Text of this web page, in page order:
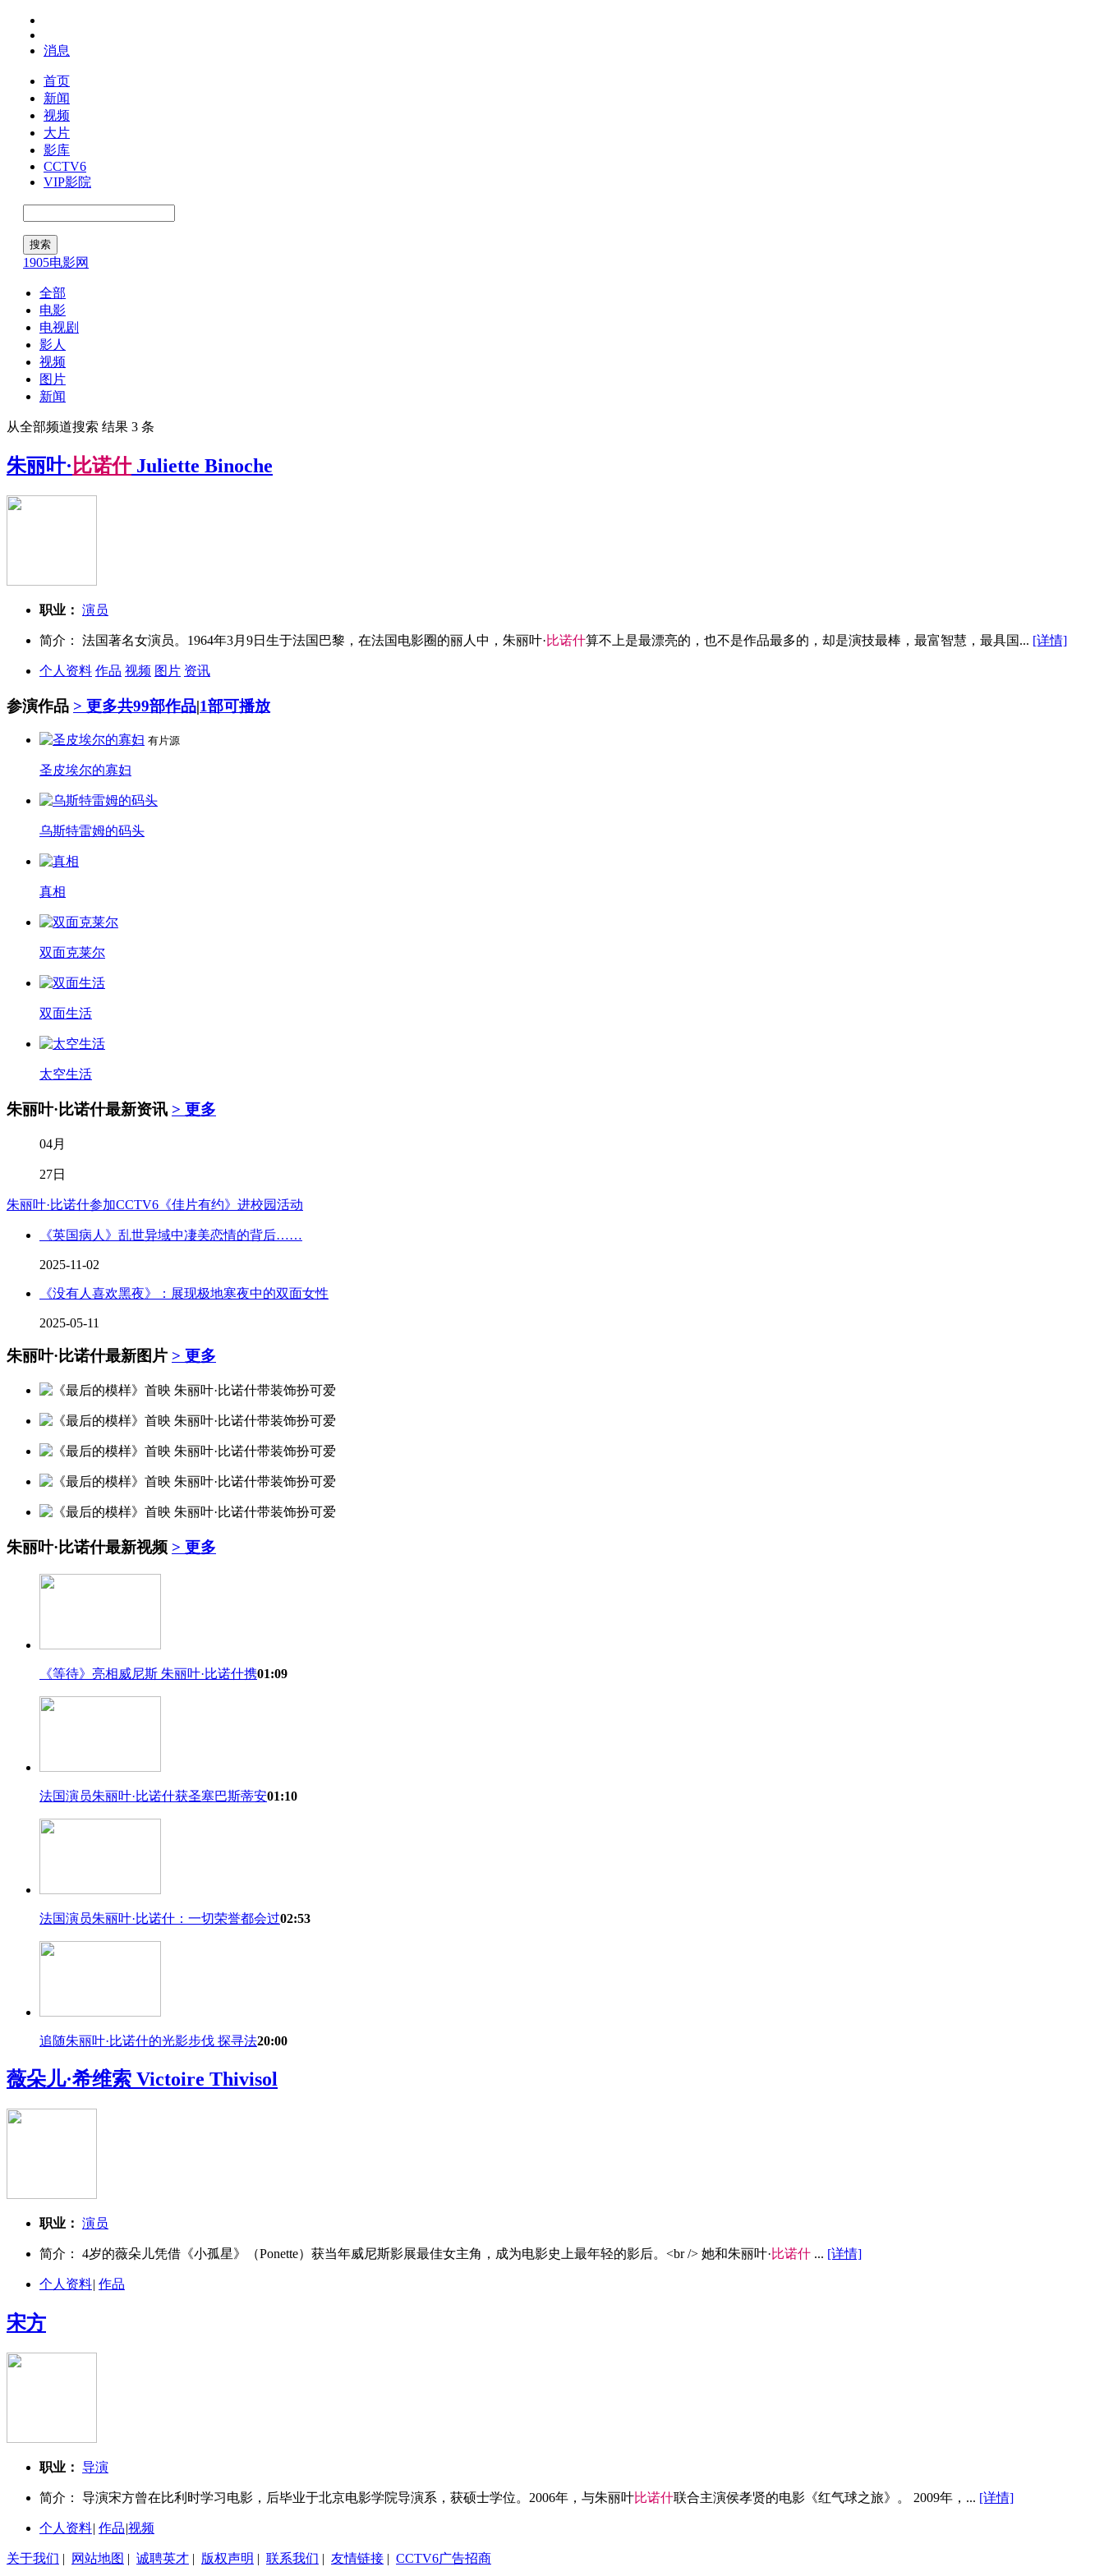
消息
首页
新闻
视频
大片
影库
CCTV6
VIP影院
1905电影网
全部
电影
电视剧
影人
视频
图片
新闻
从全部频道搜索 结果 3 条
朱丽叶· 比诺什Juliette Binoche
职业： 演员
简介： 法国著名女演员。1964年3月9日生于法国巴黎，在法国电影圈的丽人中，朱丽叶·比诺什算不上是最漂亮的，也不是作品最多的，却是演技最棒，最富智慧，最具国... [详情]
个人资料 作品 视频 图片 资讯
参演作品 > 更多共99部作品|1部可播放
有片源
圣皮埃尔的寡妇
乌斯特雷姆的码头
真相
双面克莱尔
双面生活
太空生活
朱丽叶·比诺什最新资讯 > 更多
04月
27日
朱丽叶·比诺什参加CCTV6《佳片有约》进校园活动
《英国病人》乱世异域中凄美恋情的背后……
2025-11-02
《没有人喜欢黑夜》：展现极地寒夜中的双面女性
2025-05-11
朱丽叶·比诺什最新图片 > 更多
朱丽叶·比诺什最新视频 > 更多
《等待》亮相威尼斯 朱丽叶·比诺什携01:09
法国演员朱丽叶·比诺什获圣塞巴斯蒂安01:10
法国演员朱丽叶·比诺什：一切荣誉都会过02:53
追随朱丽叶·比诺什的光影步伐 探寻法20:00
薇朵儿·希维索 Victoire Thivisol
职业： 演员
简介： 4岁的薇朵儿凭借《小孤星》（Ponette）获当年威尼斯影展最佳女主角，成为电影史上最年轻的影后。<br /> 她和朱丽叶·比诺什 ... [详情]
个人资料| 作品
宋方
职业： 导演
简介： 导演宋方曾在比利时学习电影，后毕业于北京电影学院导演系，获硕士学位。2006年，与朱丽叶比诺什联合主演侯孝贤的电影《红气球之旅》。 2009年，... [详情]
个人资料| 作品|视频
关于我们 | 网站地图 | 诚聘英才 | 版权声明 | 联系我们 | 友情链接 | CCTV6广告招商